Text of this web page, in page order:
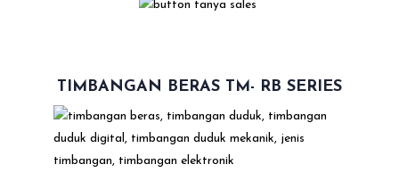
TIMBANGAN BERAS TM- RB SERIES